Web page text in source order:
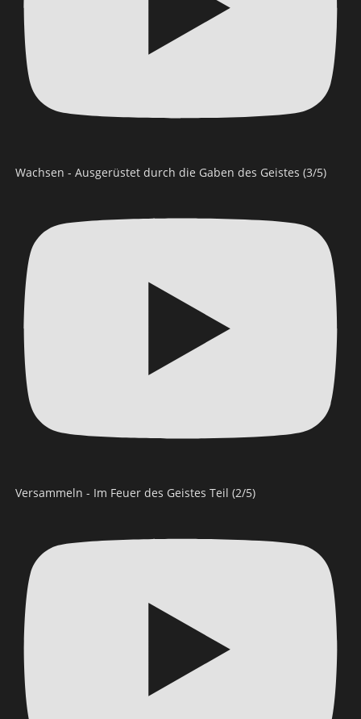
Wachsen - Ausgerüstet durch die Gaben des Geistes (3/5)
Versammeln - Im Feuer des Geistes Teil (2/5)